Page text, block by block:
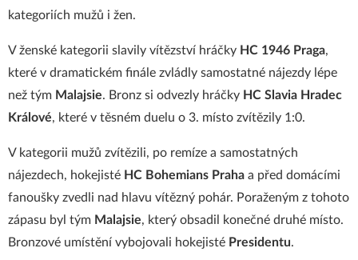
kategoriích mužů i žen.
V ženské kategorii slavily vítězství hráčky HC 1946 Praga,
které v dramatickém finále zvládly samostatné nájezdy lépe
než tým Malajsie. Bronz si odvezly hráčky HC Slavia Hradec
Králové, které v těsném duelu o 3. místo zvítězily 1:0.
V kategorii mužů zvítězili, po remíze a samostatných
nájezdech, hokejisté HC Bohemians Praha a před domácími
fanoušky zvedli nad hlavu vítězný pohár. Poraženým z tohoto
zápasu byl tým Malajsie, který obsadil konečné druhé místo.
Bronzové umístění vybojovali hokejisté Presidentu.